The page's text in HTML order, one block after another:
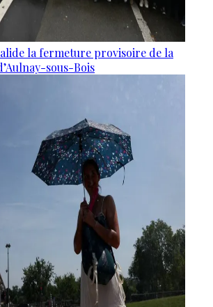
la fermeture provisoire de la
sous-Bois